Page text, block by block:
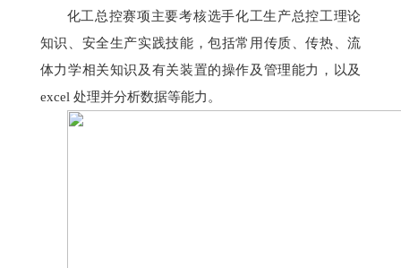
化工总控赛项主要考核选手化工生产总控工理论
知识、安全生产实践技能，包括常用传质、传热、流
体力学相关知识及有关装置的操作及管理能力，以及
excel 处理并分析数据等能力。